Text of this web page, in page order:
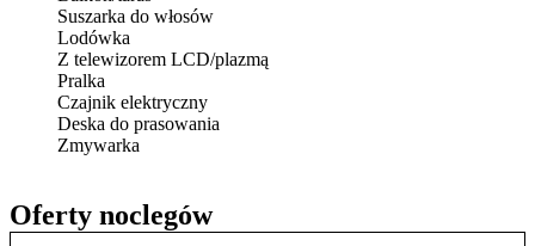
Oferty noclegów
Suszarka do włosów
Lodówka
Z telewizorem LCD/plazmą
Pralka
Czajnik elektryczny
Deska do prasowania
Zmywarka